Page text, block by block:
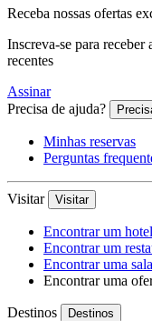
Receba nossas ofertas
Inscreva-se para receber
recentes
Assinar
Precisa de ajuda?
Minhas reservas
Perguntas
Visitar Visitar
Encontrar um hotel
Encontrar um
Encontrar uma
Encontrar uma
Destinos Destinos